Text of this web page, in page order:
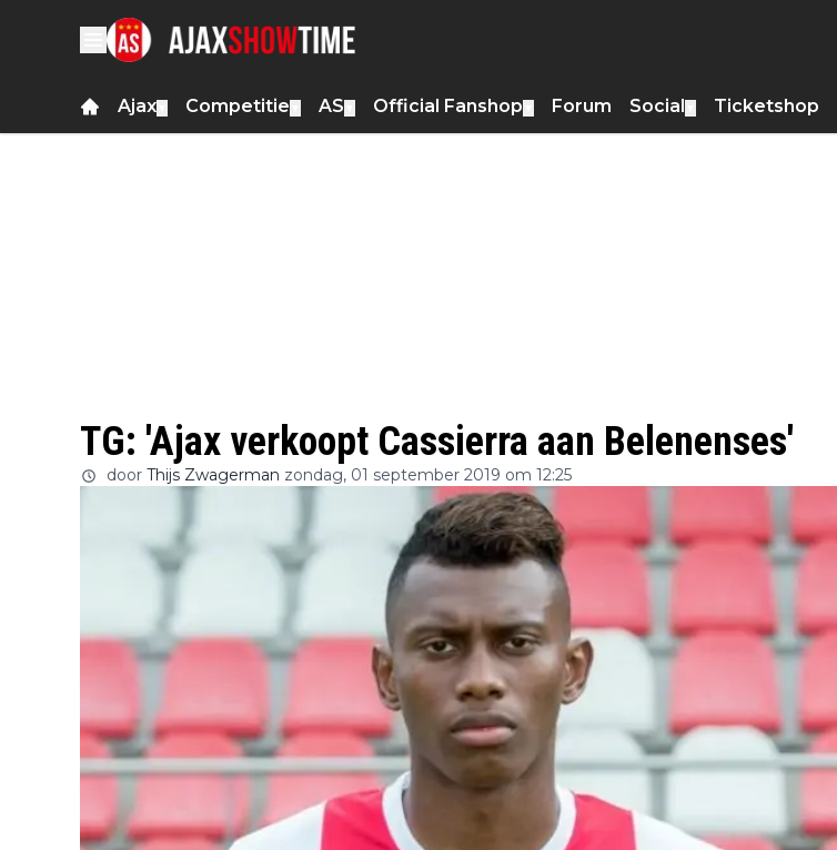
Ajax Competitie AS Official Fanshop Forum Social Ticketshop
TG: 'Ajax verkoopt Cassierra aan Belenenses'
door Thijs Zwagerman zondag, 01 september 2019 om 12:25